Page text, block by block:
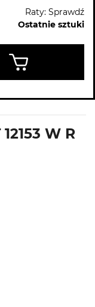
Raty: Sprawdź
Ostatnie sztuki
W R